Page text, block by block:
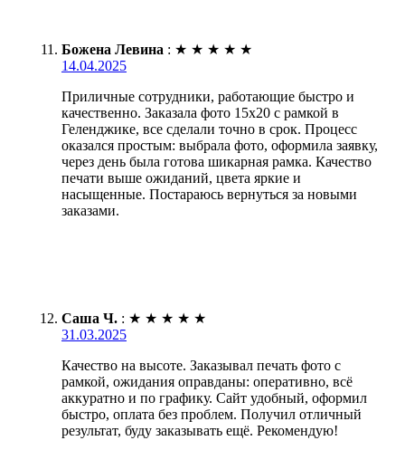
Божена Левина : ★ ★ ★ ★ ★
14.04.2025
Приличные сотрудники, работающие быстро и
качественно. Заказала фото 15х20 с рамкой в
Геленджике, все сделали точно в срок. Процесс
оказался простым: выбрала фото, оформила заявку,
через день была готова шикарная рамка. Качество
печати выше ожиданий, цвета яркие и
насыщенные. Постараюсь вернуться за новыми
заказами.
Саша Ч. : ★ ★ ★ ★ ★
31.03.2025
Качество на высоте. Заказывал печать фото с
рамкой, ожидания оправданы: оперативно, всё
аккуратно и по графику. Сайт удобный, оформил
быстро, оплата без проблем. Получил отличный
результат, буду заказывать ещё. Рекомендую!